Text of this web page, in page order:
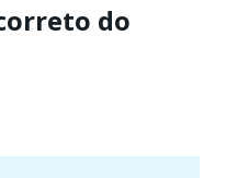
do